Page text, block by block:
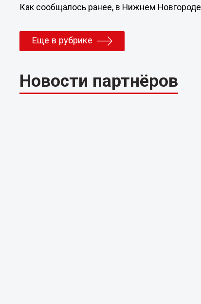
Как сообщалось ранее, в Нижнем Новгороде
Еще в рубрике
Новости партнёров